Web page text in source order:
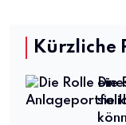
Kürzliche
Die
sie